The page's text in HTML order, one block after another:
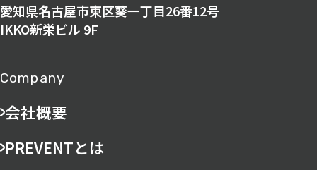
愛知県名古屋市東区葵一丁目26番12号
IKKO新栄ビル 9F
Company
会社概要
PREVENTとは